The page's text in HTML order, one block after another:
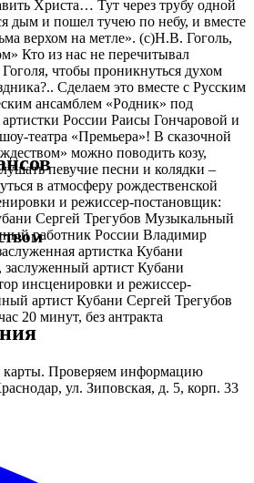
Христа… Тут через трубу одной
дым и пошел тучею по небу, и вместе
верхом на метле». (с)Н.В. Гоголь,
Кто из нас не перечитывал
чтобы проникнуться духом
Сделаем это вместе с Русским
ансамблем «Родник» под
России Раисы Гончаровой и
театра «Премьера»! В сказочной
можно поводить козу,
певучие песни и колядки –
в атмосферу рождественской
и режиссер-постановщик:
Сергей Трегубов Музыкальный
работник России Владимир
артистка Кубани
артист Кубани
инсценировки и режиссер-
артист Кубани Сергей Трегубов
20 минут, без антракта
Проверяем информацию
ул. Зиповская, д. 5, корп. 33